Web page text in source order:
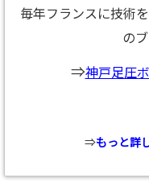
毎年フランスに技術
の
⇒神戸足圧
⇒もっと詳